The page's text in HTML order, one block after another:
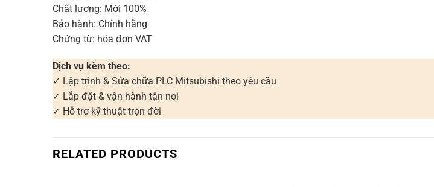
Chất lượng: Mới 100%
Bảo hành: Chính hãng
Chứng từ: hóa đơn VAT
Dịch vụ kèm theo:
✓ Lập trình & Sửa chữa PLC Mitsubishi theo yêu cầu
✓ Lắp đặt & vận hành tận nơi
✓ Hỗ trợ kỹ thuật trọn đời
RELATED PRODUCTS